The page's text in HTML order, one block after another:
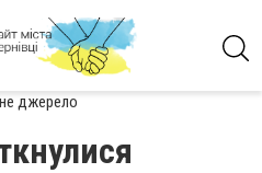
джерело